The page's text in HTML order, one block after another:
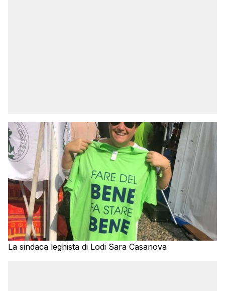
La sindaca leghista di Lodi Sara Casanova